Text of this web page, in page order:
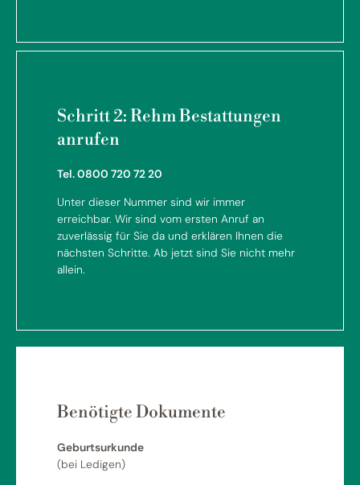
Schritt 2: Rehm Bestattungen
anrufen
Tel. 0800 720 72 20
Unter dieser Nummer sind wir immer
erreichbar. Wir sind vom ersten Anruf an
zuverlässig für Sie da und erklären Ihnen die
nächsten Schritte. Ab jetzt sind Sie nicht mehr
allein.
Benötigte Dokumente
Geburtsurkunde
(bei Ledigen)